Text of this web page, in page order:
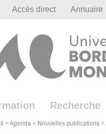
Accès direct Annuaire
Recherche
>Agenda > Nouvelles publications >